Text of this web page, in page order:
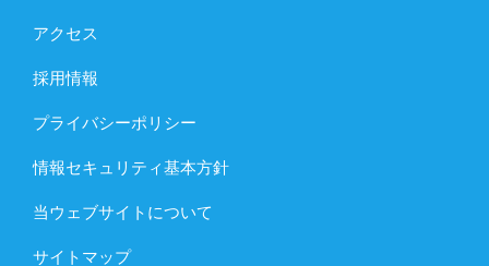
アクセス
採用情報
プライバシーポリシー
情報セキュリティ基本方針
当ウェブサイトについて
サイトマップ